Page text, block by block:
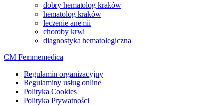
dobry hematolog kraków
hematolog kraków
leczenie anemii
choroby krwi
diagnostyka hematologiczna
CM Femmemedica
Regulamin organizacyjny
Regulaminy usług online
Polityka Cookies
Polityka Prywatności